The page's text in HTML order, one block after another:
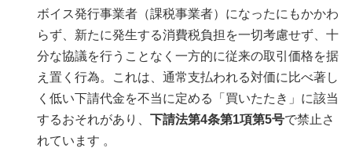
ボイス発行事業者（課税事業者）になったにもかかわ
らず、新たに発生する消費税負担を一切考慮せず、十
分な協議を行うことなく一方的に従来の取引価格を据
え置く行為。これは、通常支払われる対価に比べ著し
く低い下請代金を不当に定める「買いたたき」に該当
するおそれがあり、 下請法第4条第1項第5号で禁止さ
れています 。